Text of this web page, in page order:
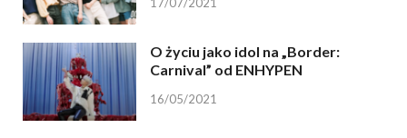
O życiu jako idol na „Border:
Carnival” od ENHYPEN
16/05/2021